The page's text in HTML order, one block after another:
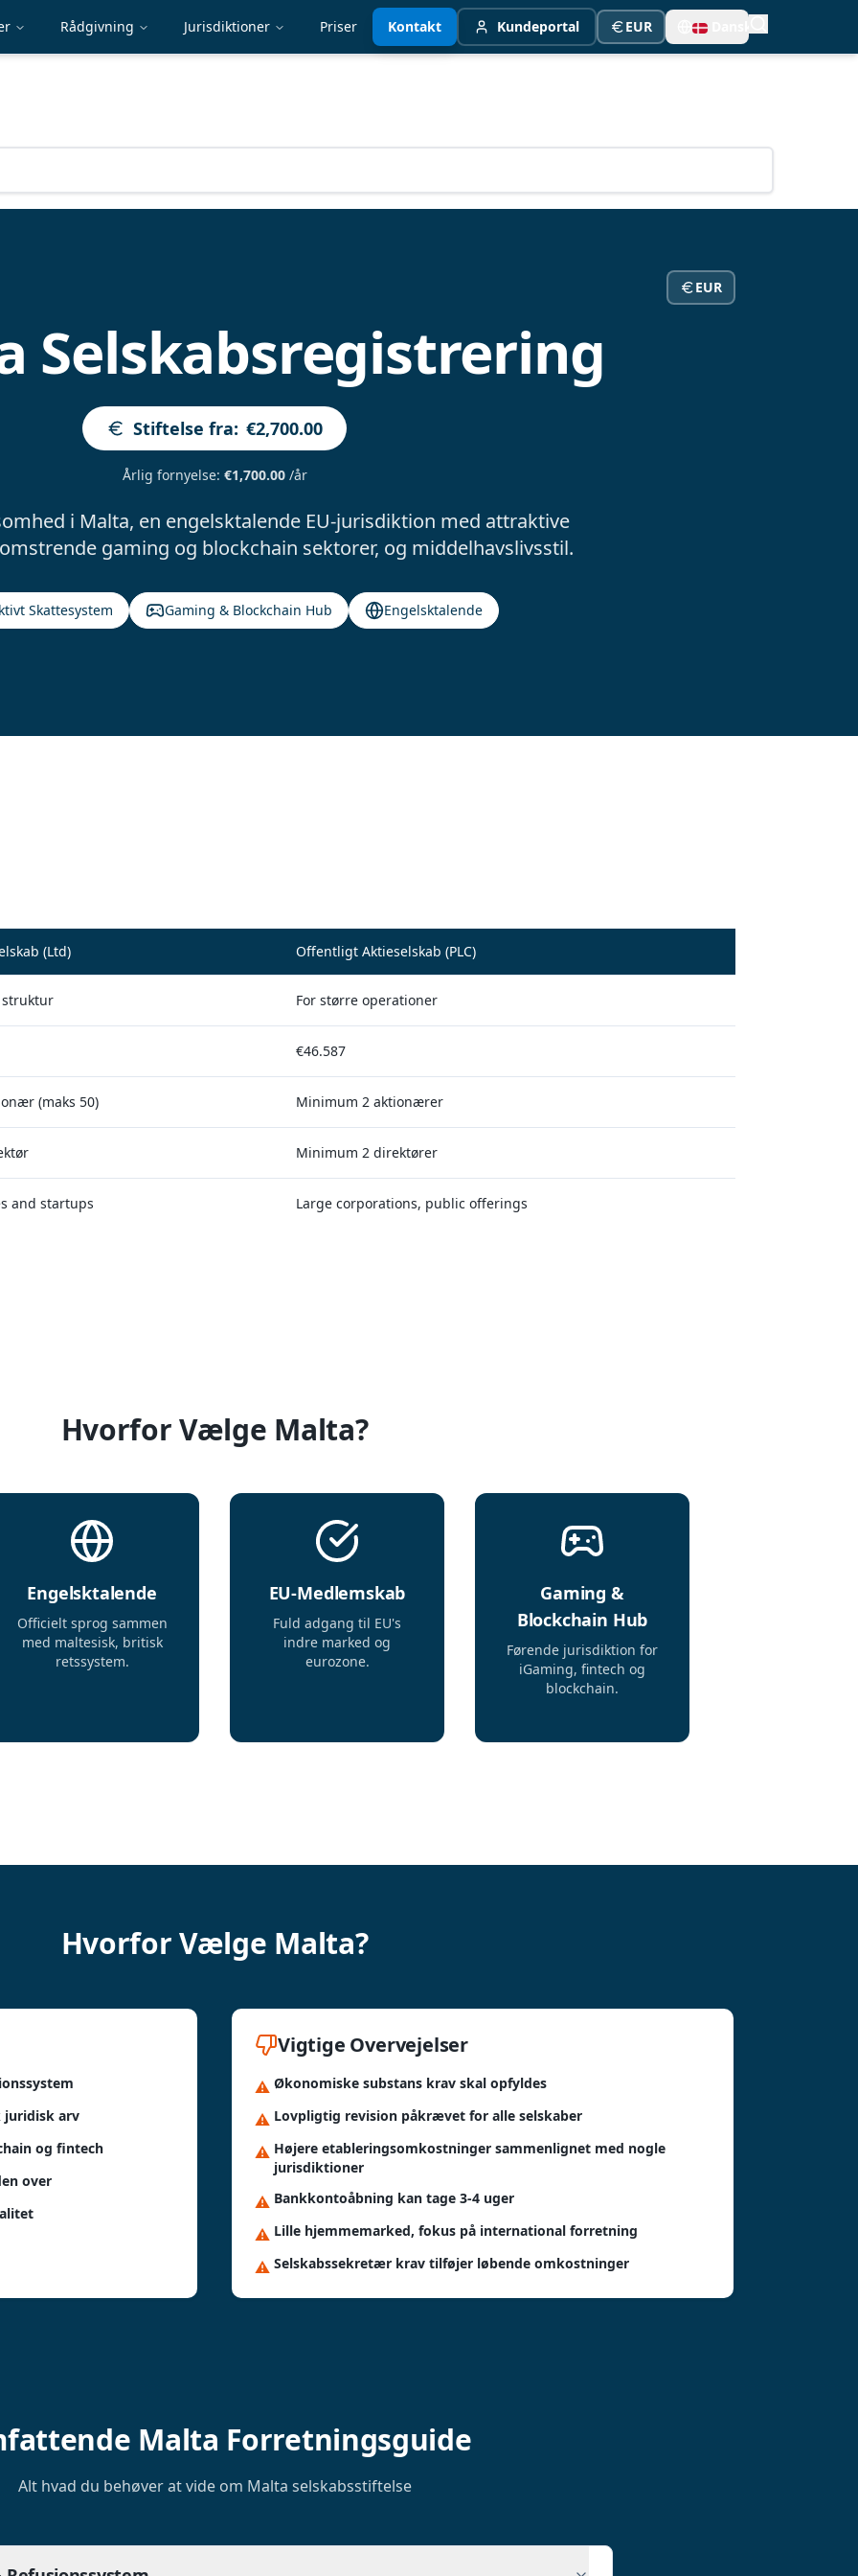
Rådgivning Jurisdiktioner Priser Kontakt Kundeportal EUR
EUR
Selskabsregistrering
Stiftelse fra: €2,700.00
Årlig fornyelse: €1,700.00 /år
i Malta, en engelsktalende EU-jurisdiktion med attraktive
gaming og blockchain sektorer, og middelhavslivsstil.
Skattesystem Gaming & Blockchain Hub Engelsktalende
(Ltd) Offentligt Aktieselskab (PLC)
For større operationer
€46.587
(maks 50) Minimum 2 aktionærer
Minimum 2 direktører
and startups Large corporations, public offerings
Hvorfor Vælge Malta?
Engelsktalende
Officielt sprog sammen
med maltesisk, britisk
retssystem.
EU-Medlemskab
Fuld adgang til EU's
indre marked og
eurozone.
Gaming &
Blockchain Hub
Førende jurisdiktion for
iGaming, fintech og
blockchain.
Hvorfor Vælge Malta?
juridisk arv
og fintech
over
Vigtige Overvejelser
⚠️ Økonomiske substans krav skal opfyldes
⚠️ Lovpligtig revision påkrævet for alle selskaber
⚠️ Højere etableringsomkostninger sammenlignet med nogle
jurisdiktioner
⚠️ Bankkontoåbning kan tage 3-4 uger
⚠️ Lille hjemmemarked, fokus på international forretning
⚠️ Selskabssekretær krav tilføjer løbende omkostninger
Malta Forretningsguide
Alt hvad du behøver at vide om Malta selskabsstiftelse